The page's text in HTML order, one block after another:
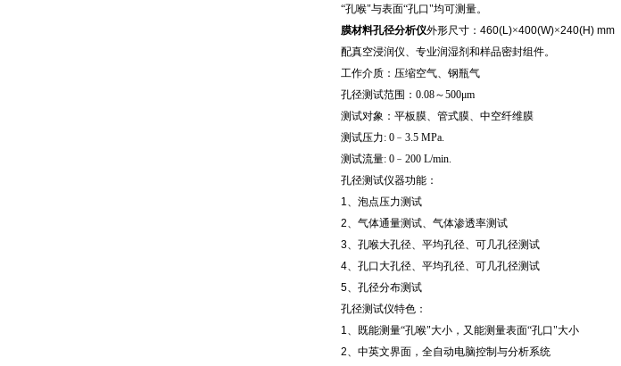
“孔喉"与表面“孔口"均可测量。
膜材料孔径分析仪外形尺寸： 460(L)×400(W)×240(H) mm
配真空浸润仪、专业润湿剂和样品密封组件。
工作介质：压缩空气、钢瓶气
孔径测试范围：0.08～500μm
测试对象：平板膜、管式膜、中空纤维膜
测试压力: 0﹣3.5 MPa.
测试流量: 0﹣200 L/min.
孔径测试仪器功能：
1、泡点压力测试
2、气体通量测试、气体渗透率测试
3、孔喉大孔径、平均孔径、可几孔径测试
4、孔口大孔径、平均孔径、可几孔径测试
5、孔径分布测试
孔径测试仪特色：
1、既能测量“孔喉"大小，又能测量表面“孔口"大小
2、中英文界面，全自动电脑控制与分析系统